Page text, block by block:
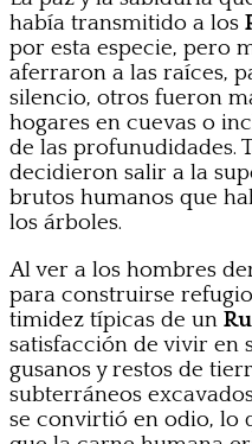
había transmitido a los
por esta especie, pero
aferraron a las raíces,
silencio, otros fueron
hogares en cuevas o
de las profunudidades.
decidieron salir a la
brutos humanos que
los árboles.
Al ver a los hombres
para construirse
timidez típicas de un
satisfacción de vivir en
gusanos y restos de
subterráneos
se convirtió en odio, lo